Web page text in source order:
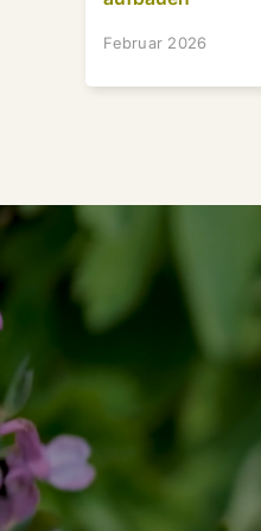
Februar 2026
Stauden,
Hol dir meine
pflegeleichte